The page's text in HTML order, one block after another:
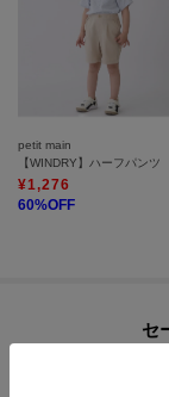
petit main
【WINDRY】ハーフパンツ
¥1,276
60%OFF
セ